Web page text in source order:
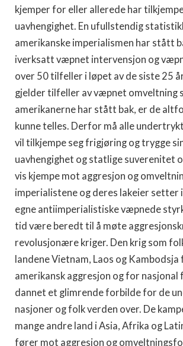
kjemper for eller allerede har
uavhengighet. En ufullsten­dig
amerikanske imperialismen har stått
iverksatt væpnet interven­sjon og
over 50 tilfeller i løpet av de siste 25
gjelder tilfeller av væpnet om­veltning
amerikanerne har stått bak, er de
kunne telles. Derfor må alle
vil tilkjempe seg frigjøring og trygge
uavhengighet og statlige suverenitet
vis kjempe mot aggresjon og
imperialistene og deres lakeier setter
egne antiimperialistiske væpnede
tid være beredt til å møte
revolusjonære kriger. Den krig som
landene Vietnam, Laos og
amerikansk aggresjon og for nasjonal
dannet et glimrende forbilde for de
nasjoner og folk verden over. De
mange andre land i Asia, Afrika og
fører mot aggre­sjon og